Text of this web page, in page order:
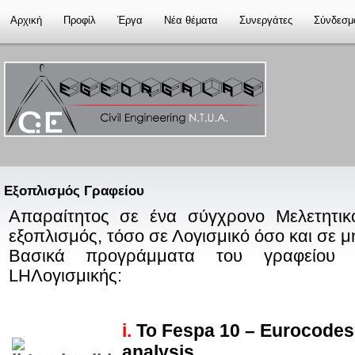
Αρχική Προφίλ Έργα Νέα θέματα Συνεργάτες
Εξοπλισμός Γραφείου
Απαραίτητος σε ένα σύγχρονο
εξοπλισμός, τόσο σε Λογισμικό όσο και σε
Βασικά προγράμματα του γραφείου
LHΛογισμικής:
i. ΤοFespa 10 –